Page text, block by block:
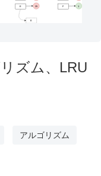
ズム、LRU
アルゴリズム